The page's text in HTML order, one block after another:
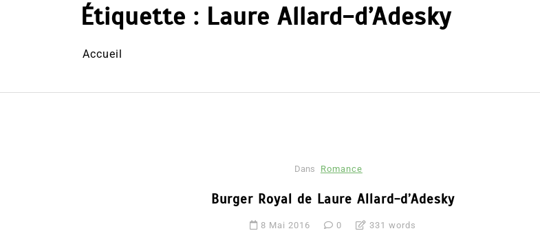
Étiquette : Laure Allard-d’Adesky
Accueil
Dans Romance
Burger Royal de Laure Allard-d’Adesky
8 Mai 2016 0 331 words